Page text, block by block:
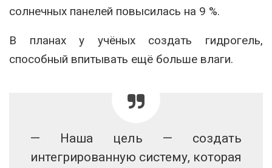
солнечных панелей повысилась на 9 %.
В планах у учёных создать гидрогель,
способный впитывать ещё больше влаги.
— Наша цель — создать
интегрированную систему, которая